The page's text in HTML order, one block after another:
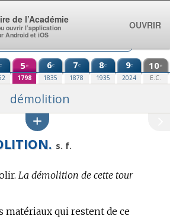
e 5e
1798
6e
1835
7e
1878
8e
1935
9e
2024
10e
E.C.
démolition
s. f.
La démolition de cette tour
matériaux qui restent de ce
de l’Académie
ouvrir l’application
Android et iOS
OUVRIR